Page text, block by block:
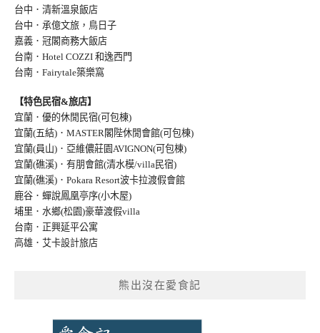
台中．清新溫泉飯店
台中．承億文旅，鳥日子
嘉義．冠閣商務大飯店
台南．Hotel COZZI 和逸西門
台南．Fairytale築樂窩
【特色民宿&旅店】
宜蘭．優的休閒民宿(可包棟)
宜蘭(五結)．MASTER閣陛休閒會館(可包棟)
宜蘭(員山)．亞維儂莊園AVIGNON(可包棟)
宜蘭(礁溪)．有朋會館(清水模/villa民宿)
宜蘭(礁溪)．Pokara Resort波卡拉渡假會館
鹿谷．蟬說鳳凰亭序(小木屋)
埔里．水鄉(松園)豪華渡假villa
台南．正興延平公寓
高雄．艾卡設計旅店
熊出沒在愛食記